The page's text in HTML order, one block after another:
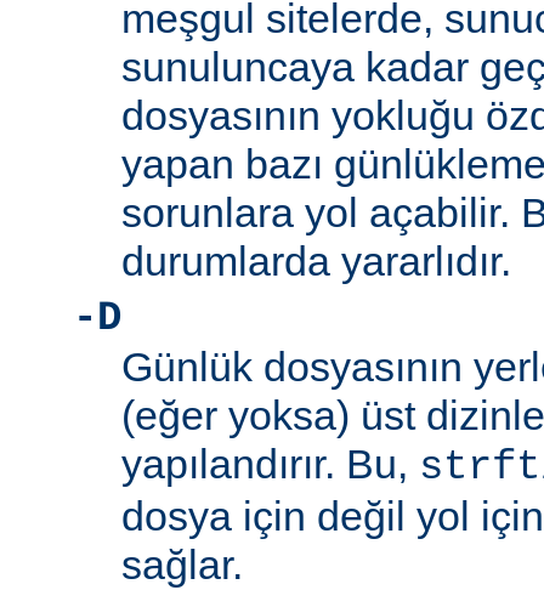
meşgul sitelerde,
sunuluncaya kadar
dosyasının yokluğu
yapan bazı
sorunlara yol açabilir.
durumlarda yararlıdır.
-D
Günlük dosyasının
(eğer yoksa) üst
yapılandırır. Bu,
dosya için değil yol için
sağlar.